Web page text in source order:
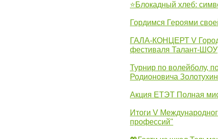
⭐Блокадный хлеб:
Гордимся Героями
ГАЛА-КОНЦЕРТ V
фестиваля Талант-ШОУ
Турнир по волейболу,
Родионовича
Акция ЕТЭТ Полная
Итоги V
профессий"